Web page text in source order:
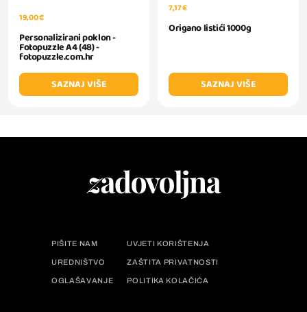
19,00 €
Personalizirani poklon -
Fotopuzzle A4 (48) -
fotopuzzle.com.hr
SAZNAJ VIŠE
7,17 €
Origano listići 1000g
SAZNAJ VIŠE
PIŠITE NAM UVJETI KORIŠTENJA
UREDNIŠTVO ZAŠTITA PRIVATNOSTI
OGLAŠAVANJE POLITIKA KOLAČIĆA